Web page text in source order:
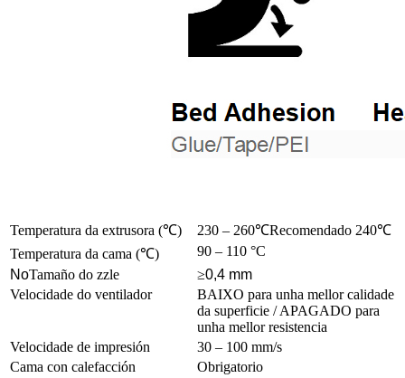
Temperatura da extrusora (℃) 230 – 260℃Recomendado 240℃
Temperatura da cama (℃)
90 – 110 °C
NoTamaño do zzle ≥0,4 mm
Velocidade do ventilador
BAIXO para unha mellor calidade
da superficie / APAGADO para
unha mellor resistencia
Velocidade de impresión
30 – 100 mm/s
Cama con calefacción
Obrigatorio